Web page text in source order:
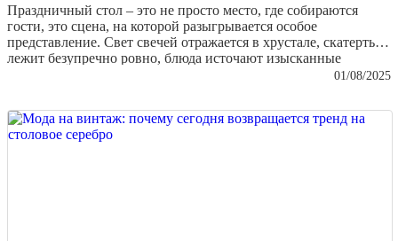
Праздничный стол – это не просто место, где собираются
гости, это сцена, на которой разыгрывается особое
представление. Свет свечей отражается в хрустале, скатерть
лежит безупречно ровно, блюда источают изысканные
ароматы… И главным акцентом становится серебро – та самая
01/08/2025